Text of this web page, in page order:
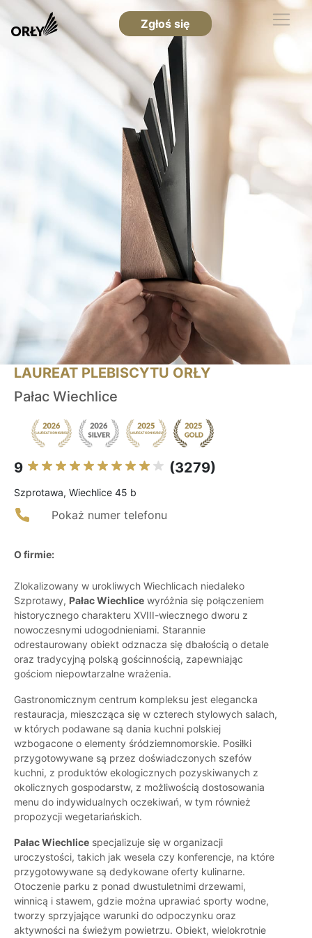
Zgłoś się
LAUREAT PLEBISCYTU ORŁY
Pałac Wiechlice
9 (3279)
Szprotawa, Wiechlice 45 b
Pokaż numer telefonu
O firmie:
Zlokalizowany w urokliwych Wiechlicach niedaleko
Szprotawy, Pałac Wiechlice wyróżnia się połączeniem
historycznego charakteru XVIII-wiecznego dworu z
nowoczesnymi udogodnieniami. Starannie
odrestaurowany obiekt odznacza się dbałością o detale
oraz tradycyjną polską gościnnością, zapewniając
gościom niepowtarzalne wrażenia.
Gastronomicznym centrum kompleksu jest elegancka
restauracja, mieszcząca się w czterech stylowych salach,
w których podawane są dania kuchni polskiej
wzbogacone o elementy śródziemnomorskie. Posiłki
przygotowywane są przez doświadczonych szefów
kuchni, z produktów ekologicznych pozyskiwanych z
okolicznych gospodarstw, z możliwością dostosowania
menu do indywidualnych oczekiwań, w tym również
propozycji wegetariańskich.
Pałac Wiechlice specjalizuje się w organizacji
uroczystości, takich jak wesela czy konferencje, na które
przygotowywane są dedykowane oferty kulinarne.
Otoczenie parku z ponad dwustuletnimi drzewami,
winnicą i stawem, gdzie można uprawiać sporty wodne,
tworzy sprzyjające warunki do odpoczynku oraz
aktywności na świeżym powietrzu. Obiekt, wielokrotnie